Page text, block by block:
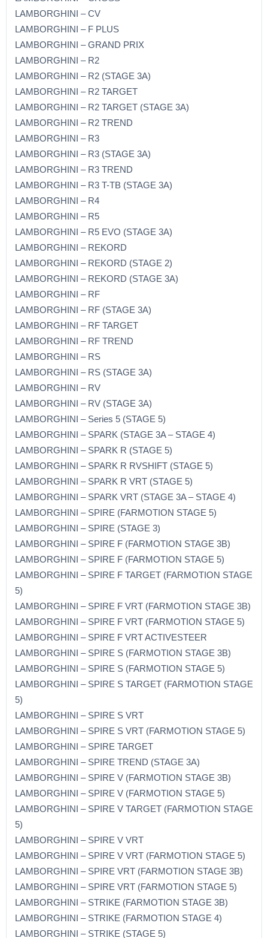
LAMBORGHINI – CV
LAMBORGHINI – F PLUS
LAMBORGHINI – GRAND PRIX
LAMBORGHINI – R2
LAMBORGHINI – R2 (STAGE 3A)
LAMBORGHINI – R2 TARGET
LAMBORGHINI – R2 TARGET (STAGE 3A)
LAMBORGHINI – R2 TREND
LAMBORGHINI – R3
LAMBORGHINI – R3 (STAGE 3A)
LAMBORGHINI – R3 TREND
LAMBORGHINI – R3 T-TB (STAGE 3A)
LAMBORGHINI – R4
LAMBORGHINI – R5
LAMBORGHINI – R5 EVO (STAGE 3A)
LAMBORGHINI – REKORD
LAMBORGHINI – REKORD (STAGE 2)
LAMBORGHINI – REKORD (STAGE 3A)
LAMBORGHINI – RF
LAMBORGHINI – RF (STAGE 3A)
LAMBORGHINI – RF TARGET
LAMBORGHINI – RF TREND
LAMBORGHINI – RS
LAMBORGHINI – RS (STAGE 3A)
LAMBORGHINI – RV
LAMBORGHINI – RV (STAGE 3A)
LAMBORGHINI – Series 5 (STAGE 5)
LAMBORGHINI – SPARK (STAGE 3A – STAGE 4)
LAMBORGHINI – SPARK R (STAGE 5)
LAMBORGHINI – SPARK R RVSHIFT (STAGE 5)
LAMBORGHINI – SPARK R VRT (STAGE 5)
LAMBORGHINI – SPARK VRT (STAGE 3A – STAGE 4)
LAMBORGHINI – SPIRE (FARMOTION STAGE 5)
LAMBORGHINI – SPIRE (STAGE 3)
LAMBORGHINI – SPIRE F (FARMOTION STAGE 3B)
LAMBORGHINI – SPIRE F (FARMOTION STAGE 5)
LAMBORGHINI – SPIRE F TARGET (FARMOTION STAGE
5)
LAMBORGHINI – SPIRE F VRT (FARMOTION STAGE 3B)
LAMBORGHINI – SPIRE F VRT (FARMOTION STAGE 5)
LAMBORGHINI – SPIRE F VRT ACTIVESTEER
LAMBORGHINI – SPIRE S (FARMOTION STAGE 3B)
LAMBORGHINI – SPIRE S (FARMOTION STAGE 5)
LAMBORGHINI – SPIRE S TARGET (FARMOTION STAGE
5)
LAMBORGHINI – SPIRE S VRT
LAMBORGHINI – SPIRE S VRT (FARMOTION STAGE 5)
LAMBORGHINI – SPIRE TARGET
LAMBORGHINI – SPIRE TREND (STAGE 3A)
LAMBORGHINI – SPIRE V (FARMOTION STAGE 3B)
LAMBORGHINI – SPIRE V (FARMOTION STAGE 5)
LAMBORGHINI – SPIRE V TARGET (FARMOTION STAGE
5)
LAMBORGHINI – SPIRE V VRT
LAMBORGHINI – SPIRE V VRT (FARMOTION STAGE 5)
LAMBORGHINI – SPIRE VRT (FARMOTION STAGE 3B)
LAMBORGHINI – SPIRE VRT (FARMOTION STAGE 5)
LAMBORGHINI – STRIKE (FARMOTION STAGE 3B)
LAMBORGHINI – STRIKE (FARMOTION STAGE 4)
LAMBORGHINI – STRIKE (STAGE 5)